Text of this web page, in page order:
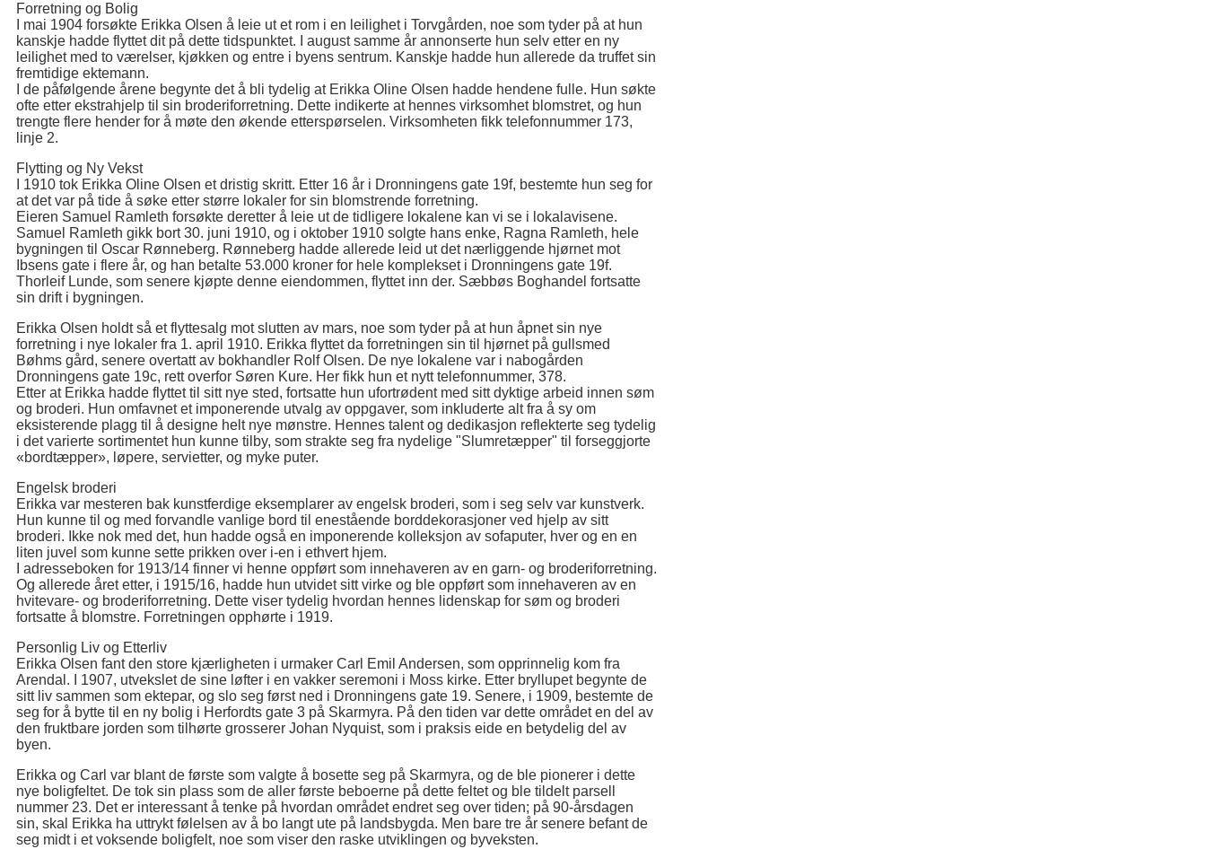
Forretning og Bolig
I mai 1904 forsøkte Erikka Olsen å leie ut et rom i en leilighet i Torvgården, noe som tyder på at hun
kanskje hadde flyttet dit på dette tidspunktet. I august samme år annonserte hun selv etter en ny
leilighet med to værelser, kjøkken og entre i byens sentrum. Kanskje hadde hun allerede da truffet sin
fremtidige ektemann.
I de påfølgende årene begynte det å bli tydelig at Erikka Oline Olsen hadde hendene fulle. Hun søkte
ofte etter ekstrahjelp til sin broderiforretning. Dette indikerte at hennes virksomhet blomstret, og hun
trengte flere hender for å møte den økende etterspørselen. Virksomheten fikk telefonnummer 173,
linje 2.
Flytting og Ny Vekst
I 1910 tok Erikka Oline Olsen et dristig skritt. Etter 16 år i Dronningens gate 19f, bestemte hun seg for
at det var på tide å søke etter større lokaler for sin blomstrende forretning.
Eieren Samuel Ramleth forsøkte deretter å leie ut de tidligere lokalene kan vi se i lokalavisene.
Samuel Ramleth gikk bort 30. juni 1910, og i oktober 1910 solgte hans enke, Ragna Ramleth, hele
bygningen til Oscar Rønneberg. Rønneberg hadde allerede leid ut det nærliggende hjørnet mot
Ibsens gate i flere år, og han betalte 53.000 kroner for hele komplekset i Dronningens gate 19f.
Thorleif Lunde, som senere kjøpte denne eiendommen, flyttet inn der. Sæbbøs Boghandel fortsatte
sin drift i bygningen.
Erikka Olsen holdt så et flyttesalg mot slutten av mars, noe som tyder på at hun åpnet sin nye
forretning i nye lokaler fra 1. april 1910. Erikka flyttet da forretningen sin til hjørnet på gullsmed
Bøhms gård, senere overtatt av bokhandler Rolf Olsen. De nye lokalene var i nabogården
Dronningens gate 19c, rett overfor Søren Kure. Her fikk hun et nytt telefonnummer, 378.
Etter at Erikka hadde flyttet til sitt nye sted, fortsatte hun ufortrødent med sitt dyktige arbeid innen søm
og broderi. Hun omfavnet et imponerende utvalg av oppgaver, som inkluderte alt fra å sy om
eksisterende plagg til å designe helt nye mønstre. Hennes talent og dedikasjon reflekterte seg tydelig
i det varierte sortimentet hun kunne tilby, som strakte seg fra nydelige "Slumretæpper" til forseggjorte
«bordtæpper», løpere, servietter, og myke puter.
Engelsk broderi
Erikka var mesteren bak kunstferdige eksemplarer av engelsk broderi, som i seg selv var kunstverk.
Hun kunne til og med forvandle vanlige bord til enestående borddekorasjoner ved hjelp av sitt
broderi. Ikke nok med det, hun hadde også en imponerende kolleksjon av sofaputer, hver og en en
liten juvel som kunne sette prikken over i-en i ethvert hjem.
I adresseboken for 1913/14 finner vi henne oppført som innehaveren av en garn- og broderiforretning.
Og allerede året etter, i 1915/16, hadde hun utvidet sitt virke og ble oppført som innehaveren av en
hvitevare- og broderiforretning. Dette viser tydelig hvordan hennes lidenskap for søm og broderi
fortsatte å blomstre. Forretningen opphørte i 1919.
Personlig Liv og Etterliv
Erikka Olsen fant den store kjærligheten i urmaker Carl Emil Andersen, som opprinnelig kom fra
Arendal. I 1907, utvekslet de sine løfter i en vakker seremoni i Moss kirke. Etter bryllupet begynte de
sitt liv sammen som ektepar, og slo seg først ned i Dronningens gate 19. Senere, i 1909, bestemte de
seg for å bytte til en ny bolig i Herfordts gate 3 på Skarmyra. På den tiden var dette området en del av
den fruktbare jorden som tilhørte grosserer Johan Nyquist, som i praksis eide en betydelig del av
byen.
Erikka og Carl var blant de første som valgte å bosette seg på Skarmyra, og de ble pionerer i dette
nye boligfeltet. De tok sin plass som de aller første beboerne på dette feltet og ble tildelt parsell
nummer 23. Det er interessant å tenke på hvordan området endret seg over tiden; på 90-årsdagen
sin, skal Erikka ha uttrykt følelsen av å bo langt ute på landsbygda. Men bare tre år senere befant de
seg midt i et voksende boligfelt, noe som viser den raske utviklingen og byveksten.